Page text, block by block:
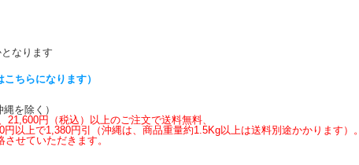
なります
ちらになります）
を除く）
円（税込）以上のご注文で送料無料、
以上で1,380円引（沖縄は、商品重量約1.5Kg以上は送料別途かかります）。
せていただきます。